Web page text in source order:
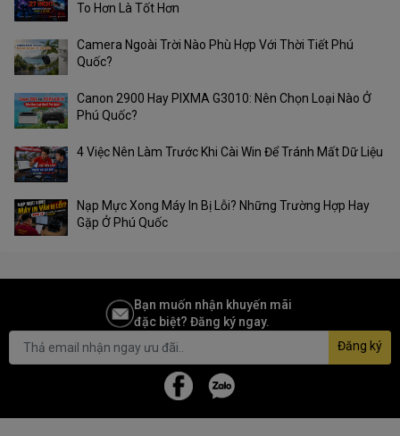
Kết nối thông minh
Bạn sẽ phải ấn tượng với khả năng kết nối của cỗ máy này đó.
Không chỉ được kết nối qua USB, cổng mạng LAN với máy tính một
L2366DW còn cho phép kết nối Wifi tiện dụng giúp bạn sễ dàng
thao tác với nhiều thiết bị điện tử khác nhau như điện thoại, máy
To Hơn Là Tốt Hơn
Camera Ngoài Trời Nào Phù Hợp Với Thời Tiết Phú
Quốc?
Canon 2900 Hay PIXMA G3010: Nên Chọn Loại Nào Ở
Phú Quốc?
4 Việc Nên Làm Trước Khi Cài Win Để Tránh Mất Dữ Liệu
Nạp Mực Xong Máy In Bị Lỗi? Những Trường Hợp Hay
Gặp Ở Phú Quốc
Bạn muốn nhận khuyến mãi
đặc biệt? Đăng ký ngay.
Đăng ký